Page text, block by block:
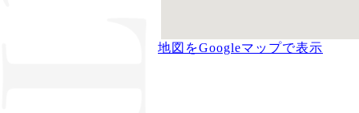
地図をGoogleマップで表示